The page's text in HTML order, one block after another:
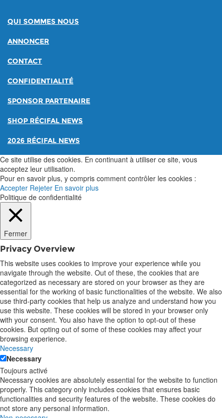
QUI SOMMES NOUS
ANNONCER
CONTACT
CONFIDENTIALITÉ
SPONSOR PARTENAIRE
SHOP RÉCIFAL NEWS
2026 RÉCIFAL NEWS
Ce site utilise des cookies. En continuant à utiliser ce site, vous
acceptez leur utilisation.
Pour en savoir plus, y compris comment contrôler les cookies :
Accepter Rejeter En savoir plus
Politique de confidentialité
Fermer
Privacy Overview
This website uses cookies to improve your experience while you
navigate through the website. Out of these, the cookies that are
categorized as necessary are stored on your browser as they are
essential for the working of basic functionalities of the website. We also
use third-party cookies that help us analyze and understand how you
use this website. These cookies will be stored in your browser only
with your consent. You also have the option to opt-out of these
cookies. But opting out of some of these cookies may affect your
browsing experience.
Necessary
Necessary
Toujours activé
Necessary cookies are absolutely essential for the website to function
properly. This category only includes cookies that ensures basic
functionalities and security features of the website. These cookies do
not store any personal information.